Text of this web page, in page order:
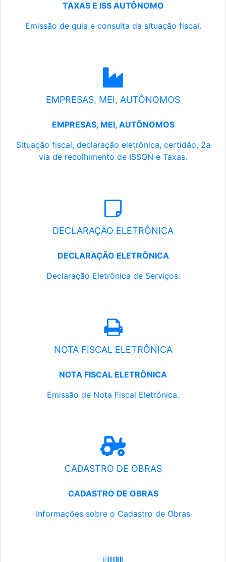
TAXAS E ISS AUTÔNOMO
Emissão de guia e consulta da situação fiscal.
EMPRESAS, MEI, AUTÔNOMOS
EMPRESAS, MEI, AUTÔNOMOS
Situação fiscal, declaração eletrônica, certidão, 2a
via de recolhimento de ISSQN e Taxas.
DECLARAÇÃO ELETRÔNICA
DECLARAÇÃO ELETRÔNICA
Declaração Eletrônica de Serviços.
NOTA FISCAL ELETRÔNICA
NOTA FISCAL ELETRÔNICA
Emissão de Nota Fiscal Eletrônica.
CADASTRO DE OBRAS
CADASTRO DE OBRAS
Informações sobre o Cadastro de Obras